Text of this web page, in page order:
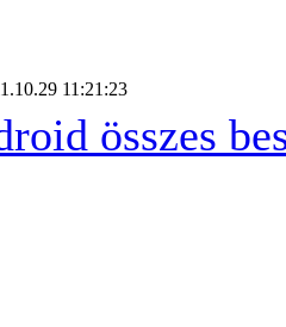
11:21:23
összes